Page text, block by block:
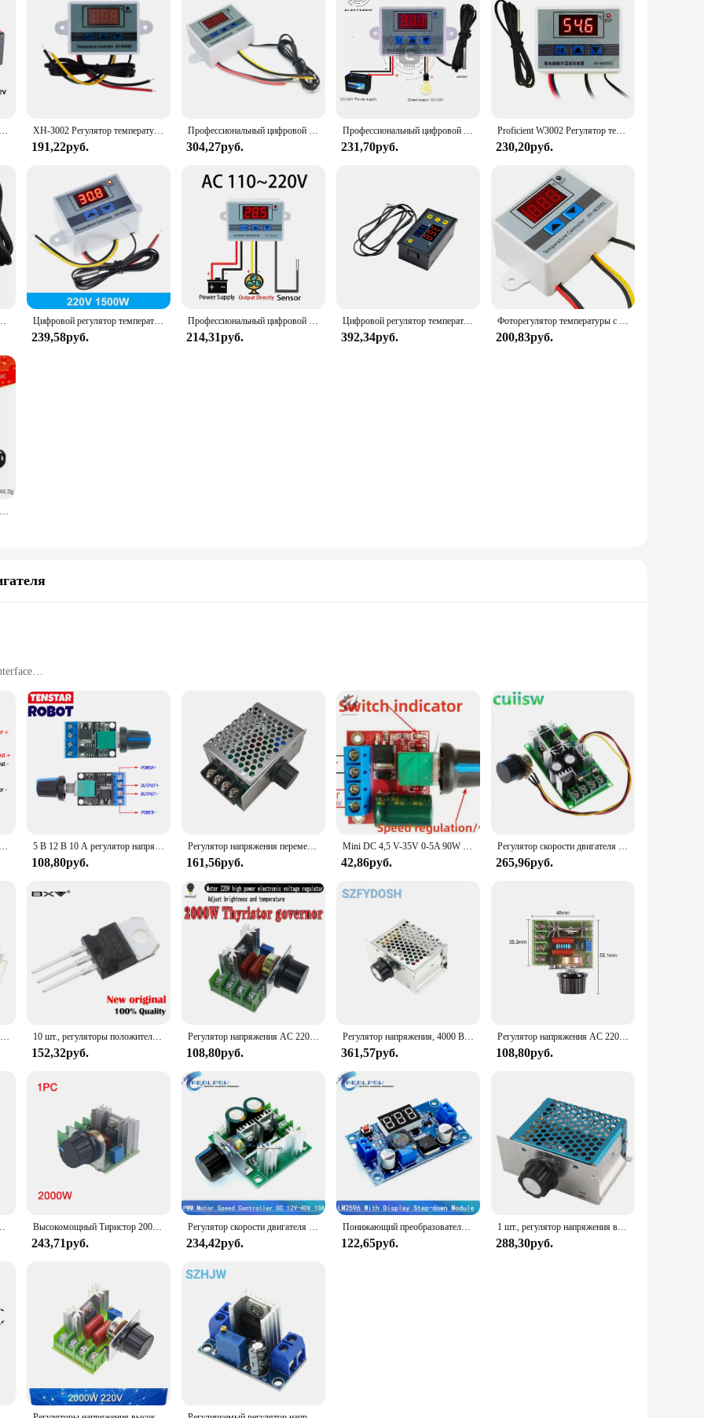
Цифровой термостат STC-1000 STC-3028 12 В 24 В 220 В, термометр, гигрометр, регулятор температуры и влажности XH-3002 Регулятор температуры 10A Рептилия Pet Box Термостат Регулятор Измерительные приборы для инкубации температуры 12 В 110 В ~ 220 В
191,22руб.
Профессиональный цифровой фоторегулятор температуры W3002, 220 В, 10 А, регулятор температуры
304,27руб.
Профессиональный цифровой фоторегулятор температуры W3002, постоянный ток 12 В, 24 В, переменный ток 110 В, 220 В, 10 А, регулятор термостата, регулятор нагрева и охлаждения
231,70руб.
Proficient W3002 Регулятор термостата XH 3002 ЖК-дисплей Функция отопления и охлаждения Точное управление Прямой выход
230,20руб.
переключатель контроля влажности, регулятор + датчик влажности Цифровой регулятор температуры, термостат-водонагреватель 110 В 220 В 12 В 24 В для аквариума, инкубатора
239,58руб.
Профессиональный цифровой Стандартный регулятор температуры W3002, 12 В, 24 В, 110 В, 220 В, 10 А, регулятор термостата
214,31руб.
Цифровой регулятор температуры W3230, 12 В, 24 В, 220 В, регулятор термостата, регулятор нагрева и охлаждения, терморегулятор для промышленного инструмента
392,34руб.
Фоторегулятор температуры с ЧПУ, новый датчик регулятора температуры 12/24/220 В
200,83руб.
Цифровой регулятор температуры W3002 Φ W3230, регулятор температуры, переключатель контроля температуры 12 В, 24 В, 220 В, 110-220 В
for easy installation
control
ensuring that your engine operates at peak efficiency. This regulator is designed to control the fuel flow, providing a consistent and
durability and longevity, making it a reliable choice for both professional mechanics and DIY enthusiasts. The sleek design not only
it easy to install and operate.
to enhance your vehicle's performance, this regulator is a versatile tool that can be used in a variety of automotive applications. Its
in a range of vehicles, from compact cars to larger trucks. The wholesale pricing available makes it an attractive option for vendors and
performance. The precision control it offers ensures that your engine operates at its best, delivering a smoother ride and improved fuel
the rigors of daily use, making it a reliable choice for both personal and professional use. Whether you're looking to set up a new garage
is an essential addition to your inventory.
5 в 12 В 10 А регулятор напряжения ШИМ контроллер скорости двигателя постоянного тока регулятор бесступенчатой скорости светодиодный регулятор диммера 5 В 12 В 10 А регулятор напряжения ШИМ регулятор скорости двигателя постоянного тока регулятор бесступенчатый регулятор скорости светодиодный диммер контроллер мощности
108,80руб.
Регулятор напряжения переменного тока 220 В, контроллер скорости двигателя, управление ШИМ, тиристорный преобразователь 4000 Вт, диммеры, выпрямитель с переключателем
161,56руб.
Mini DC 4,5 V-35V 0-5A 90W PWM контроллер скорости двигателя постоянного тока Module Регулируемый регулятор скорости плата регулятора оборотов Switch 12V 24V
42,86руб.
Регулятор скорости двигателя постоянного тока, DC10-60V, 12 В, 24 В, 36 В, 48 В, модуль PWM А, регулятор тока
265,96руб.
Регулятор напряжения AC 220 В 2000 Вт SCR, диммеры, регулятор скорости двигателя, термостат, электронный модуль регулятора напряжения 10 шт., регуляторы положительного напряжения L7812CV TO-220 L7812 LM7812 7812 IC
152,32руб.
Регулятор напряжения AC 220 В 2000 Вт SCR, диммеры, регулятор скорости двигателя, термостат, электронный модуль регулятора напряжения
108,80руб.
Регулятор напряжения, 4000 Вт, 220 В переменного тока, КТУ, диммер, модуль контроллера скорости двигателя, регулируемый потенциометр с алюминиевой планкой
361,57руб.
Регулятор напряжения AC 220 В 2000 Вт SCR, диммеры, регулятор скорости двигателя, термостат, электронный модуль регулятора напряжения
108,80руб.
В, 30 А, 3-фазовый регулятор ШИМ Высокомощный Тиристор 2000/4000 Вт, Электронное Напряжение, переменный ток 220 В, регулятор, регулировка скорости, температуры, регулятор, переключатель
243,71руб.
Регулятор скорости двигателя постоянного тока 12 В, 24 В, 36 В, 48 В, 6-90 в, регулятор скорости двигателя с высокой мощностью 10 А/15 а/20 А, регулятор тока
234,42руб.
Понижающий преобразователь постоянного тока LM2596, регулятор напряжения, внешний дисплей, вольтметр 4,0 ~ 40 до 1,3-37 в, понижающий адаптер, Регулируемый источник питания
122,65руб.
1 шт., регулятор напряжения высокой мощности 4000 Вт для управления двигателем переменного тока с регулировкой яркости, регулировкой скорости и контролем температуры
288,30руб.